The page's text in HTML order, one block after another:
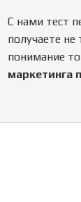
С нами тест
получаете
понимание
маркетинга